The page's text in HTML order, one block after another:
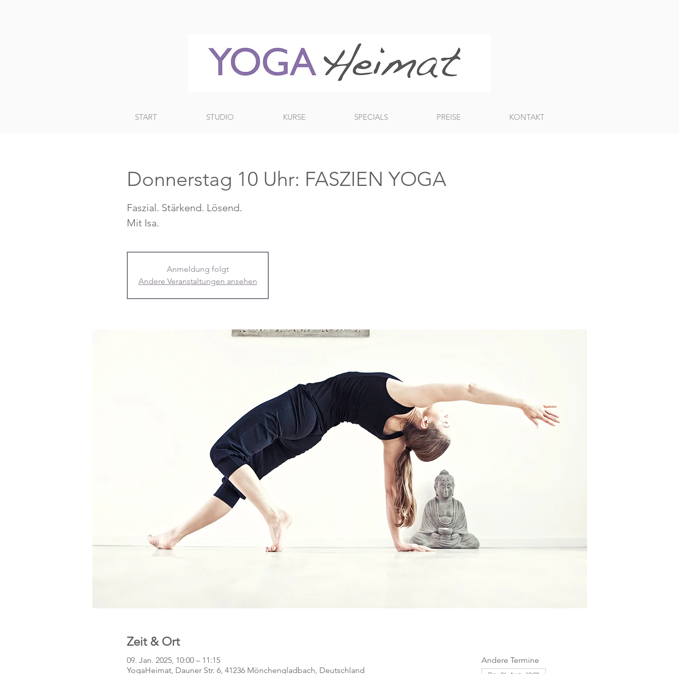
START STUDIO KURSE SPECIALS PREISE KONTAKT
Donnerstag 10 Uhr: FASZIEN YOGA
Faszial. Stärkend. Lösend.
Mit Isa.
Anmeldung folgt
Andere Veranstaltungen ansehen
Zeit & Ort
09. Jan. 2025, 10:00 – 11:15
YogaHeimat, Dauner Str. 6, 41236 Mönchengladbach, Deutschland
Andere Termine